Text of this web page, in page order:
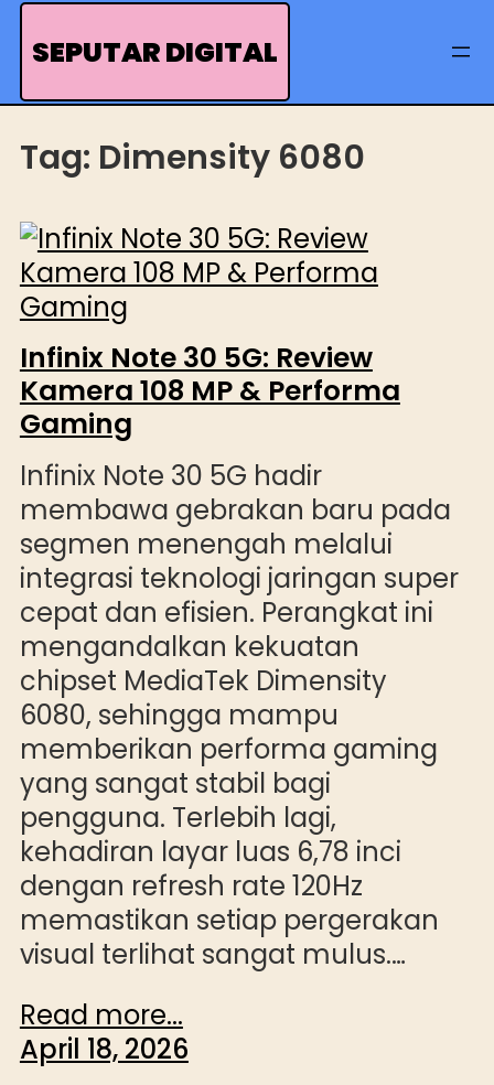
Skip
SEPUTAR DIGITAL
Tag: Dimensity 6080
Infinix Note 30 5G: Review
Kamera 108 MP & Performa
Gaming
Infinix Note 30 5G hadir
membawa gebrakan baru pada
segmen menengah melalui
integrasi teknologi jaringan super
cepat dan efisien. Perangkat ini
mengandalkan kekuatan
chipset MediaTek Dimensity
6080, sehingga mampu
memberikan performa gaming
yang sangat stabil bagi
pengguna. Terlebih lagi,
kehadiran layar luas 6,78 inci
dengan refresh rate 120Hz
memastikan setiap pergerakan
visual terlihat sangat mulus.…
Read more...
April 18, 2026